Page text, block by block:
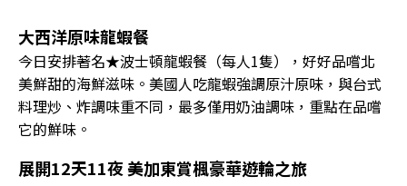
大西洋原味龍蝦餐
今日安排著名★波士頓龍蝦餐（每人1隻），好好品嚐北
美鮮甜的海鮮滋味。美國人吃龍蝦強調原汁原味，與台式
料理炒、炸調味重不同，最多僅用奶油調味，重點在品嚐
它的鮮味。
展開12天11夜 美加東賞楓豪華遊輪之旅